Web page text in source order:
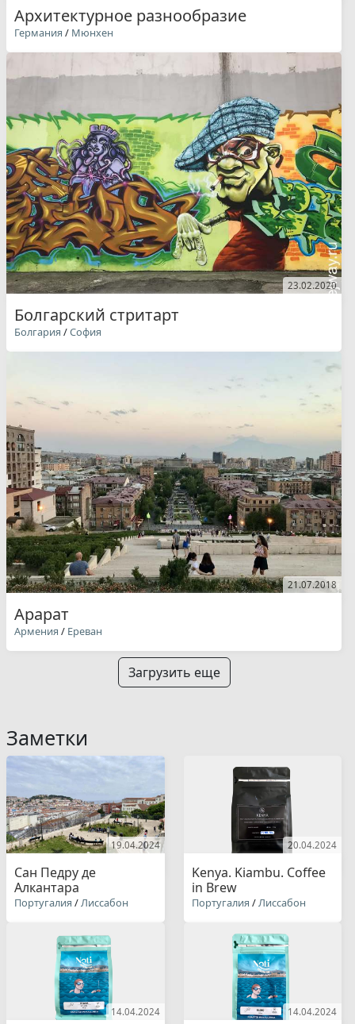
Архитектурное разнообразие
Германия / Мюнхен
23.02.2020
Болгарский стритарт
Болгария /София
21.07.2018
Арарат
Армения / Ереван
Загрузить еще
Заметки
19.04.2024
Сан Педру де
Алкантара
Португалия /Лиссабон
20.04.2024
Kenya. Kiambu. Coffee
in Brew
Португалия /Лиссабон
14.04.2024 14.04.2024